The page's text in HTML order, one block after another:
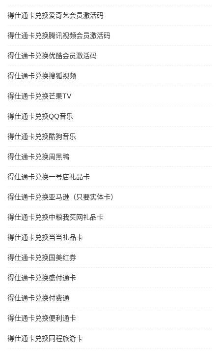
得仕通卡兑换爱奇艺会员激活码
得仕通卡兑换腾讯视频会员激活码
得仕通卡兑换优酷会员激活码
得仕通卡兑换搜狐视频
得仕通卡兑换芒果TV
得仕通卡兑换QQ音乐
得仕通卡兑换酷狗音乐
得仕通卡兑换周黑鸭
得仕通卡兑换一号店礼品卡
得仕通卡兑换亚马逊（只要实体卡）
得仕通卡兑换中粮我买网礼品卡
得仕通卡兑换当当礼品卡
得仕通卡兑换国美红券
得仕通卡兑换盛付通卡
得仕通卡兑换付费通
得仕通卡兑换便利通卡
得仕通卡兑换同程旅游卡